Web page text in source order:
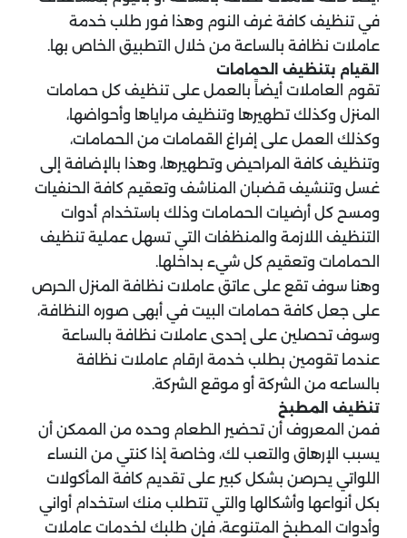
في تنظيف كافة غرف النوم وهذا فور طلب خدمة
عاملات نظافة بالساعة من خلال التطبيق الخاص بها.
القيام بتنظيف الحمامات
تقوم العاملات أيضاً بالعمل على تنظيف كل حمامات
المنزل وكذلك تطهيرها وتنظيف مراياها وأحواضها،
وكذلك العمل على إفراغ القمامات من الحمامات،
وتنظيف كافة المراحيض وتطهيرها، وهذا بالإضافة إلى
غسل وتنشيف قضبان المناشف وتعقيم كافة الحنفيات
ومسح كل أرضيات الحمامات وذلك باستخدام أدوات
التنظيف اللازمة والمنظفات التي تسهل عملية تنظيف
الحمامات وتعقيم كل شيء بداخلها.
وهنا سوف تقع على عاتق عاملات نظافة المنزل الحرص
على جعل كافة حمامات البيت في أبهى صوره النظافة،
وسوف تحصلين على إحدى عاملات نظافة بالساعة
عندما تقومين بطلب خدمة ارقام عاملات نظافة
بالساعه من الشركة أو موقع الشركة.
تنظيف المطبخ
فمن المعروف أن تحضير الطعام وحده من الممكن أن
يسبب الإرهاق والتعب لك، وخاصة إذا كنتي من النساء
اللواتي يحرصن بشكل كبير على تقديم كافة المأكولات
بكل أنواعها وأشكالها والتي تتطلب منك استخدام أواني
وأدوات المطبخ المتنوعة، فإن طلبك لخدمات عاملات